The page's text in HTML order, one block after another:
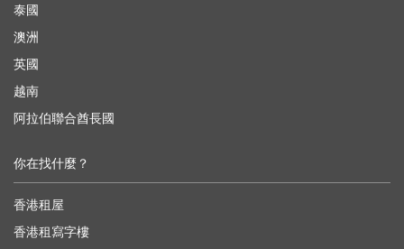
泰國
澳洲
英國
越南
阿拉伯聯合酋長國
你在找什麼？
香港租屋
香港租寫字樓